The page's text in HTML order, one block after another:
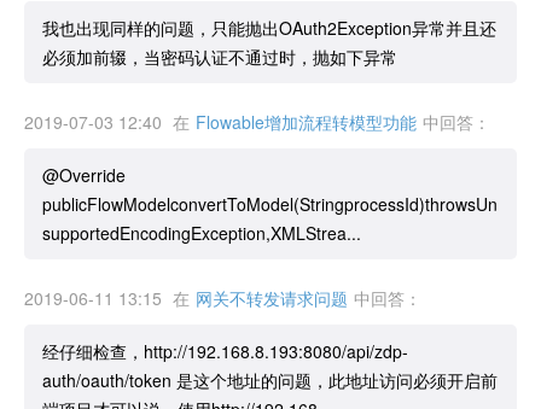
我也出现同样的问题，只能抛出OAuth2Exception异常并且还
必须加前辍，当密码认证不通过时，抛如下异常
2019-07-03 12:40 在 Flowable增加流程转模型功能 中回答：
@Override
publicFlowModelconvertToModel(StringprocessId)throwsUn
supportedEncodingException,XMLStrea...
2019-06-11 13:15 在 网关不转发请求问题 中回答：
经仔细检查，http://192.168.8.193:8080/api/zdp-
auth/oauth/token 是这个地址的问题，此地址访问必须开启前